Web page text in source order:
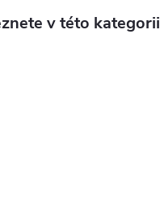
v této kategorii